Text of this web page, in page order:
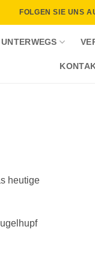
FOLGEN SIE UNS
heutige